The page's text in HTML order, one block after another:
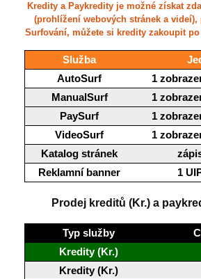
Kredity a Paykredity je možné získat
(prohlížení webových stránek a videí),
Surfování, můžete si kredity zakoupit
Služba
AutoSurf
1
ManualSurf
1
PaySurf
1
VideoSurf
1
Katalog stránek
Reklamní banner
1
Prodej kreditů (Kr.) a
Typ služby
Kredity (Kr.)
Kredity (Kr.)